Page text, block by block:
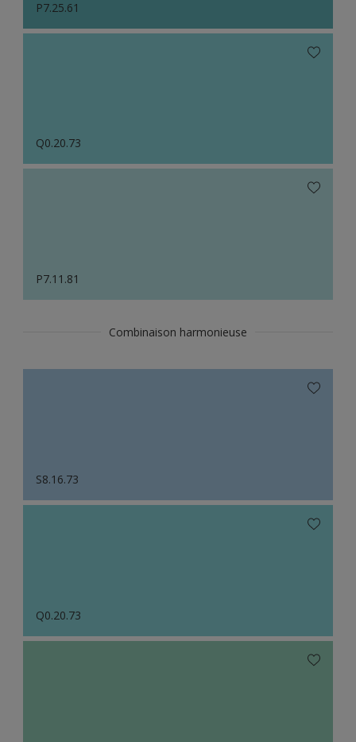
P7.25.61
Q0.20.73
P7.11.81
Combinaison harmonieuse
S8.16.73
Q0.20.73